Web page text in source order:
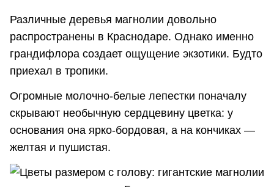
Различные деревья магнолии довольно
распространены в Краснодаре. Однако именно
грандифлора создает ощущение экзотики. Будто
приехал в тропики.
Огромные молочно-белые лепестки поначалу
скрывают необычную сердцевину цветка: у
основания она ярко-бордовая, а на кончиках —
желтая и пушистая.